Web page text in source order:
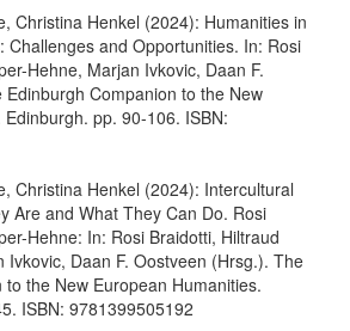
Christina Henkel (2024): Humanities in
Challenges and Opportunities. In: Rosi
Hehne, Marjan Ivkovic, Daan F.
Companion to the New
pp. 90-106. ISBN:
Christina Henkel (2024): Intercultural
Are and What They Can Do. Rosi
Hehne: In: Rosi Braidotti, Hiltraud
Ivkovic, Daan F. Oostveen (Hrsg.). The
the New European Humanities.
ISBN: 9781399505192